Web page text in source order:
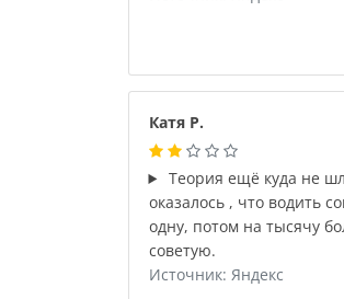
Катя Р.
Теория ещё куда не
оказалось , что водить
одну, потом на тысячу
советую.
Источник: Яндекс